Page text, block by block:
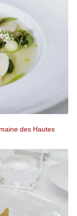
des Hautes